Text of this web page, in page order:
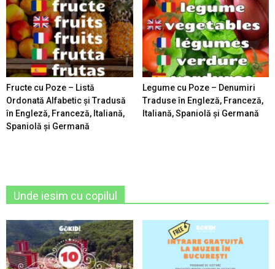
Fructe cu Poze – Listă
Ordonată Alfabetic şi Tradusă
în Engleză, Franceză, Italiană,
Spaniolă şi Germană
Legume cu Poze – Denumiri
Traduse în Engleză, Franceză,
Italiană, Spaniolă şi Germană
Unde iesim cu copilul